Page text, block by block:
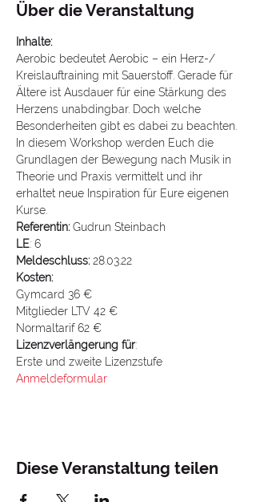
Über die Veranstaltung
Inhalte:
Aerobic bedeutet Aerobic – ein Herz-/
Kreislauftraining mit Sauerstoff. Gerade für
Ältere ist Ausdauer für eine Stärkung des
Herzens unabdingbar. Doch welche
Besonderheiten gibt es dabei zu beachten.
In diesem Workshop werden Euch die
Grundlagen der Bewegung nach Musik in
Theorie und Praxis vermittelt und ihr
erhaltet neue Inspiration für Eure eigenen
Kurse.
Referentin: Gudrun Steinbach
LE: 6
Meldeschluss: 28.03.22
Kosten:
Gymcard 36 €
Mitglieder LTV 42 €
Normaltarif 62 €
Lizenzverlängerung für:
Erste und zweite Lizenzstufe
Anmeldeformular
Diese Veranstaltung teilen